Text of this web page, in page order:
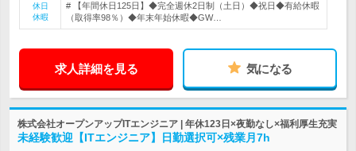
休日
休暇
# 【年間休日125日】◆完全週休2日制（土日）◆祝日◆有給休暇
（取得率98％）◆年末年始休暇◆GW…
求人詳細を見る 気になる
株式会社オープンアップITエンジニア | 年休123日×夜勤なし×福利厚生充実
未経験歓迎【ITエンジニア】日勤選択可×残業月7h